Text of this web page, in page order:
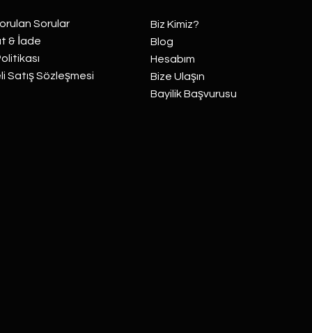
Sorular
& İade
Satış Sözleşmesi
Biz Kimiz?
Blog
Hesabım
Bize Ulaşın
Bayilik Başvurusu